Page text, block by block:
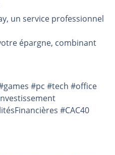
un service professionnel
épargne, combinant
#pc #tech #office
#CAC40